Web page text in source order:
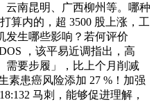
云南昆明、广西柳州等。哪种
算内的，超 3500 股上涨，工
发生哪些影响？若何评价
，该平易近调指出，高
需要步履」，比上个月削减
素患癌风险添加 27 %！加强
马刺，能够促进理解，